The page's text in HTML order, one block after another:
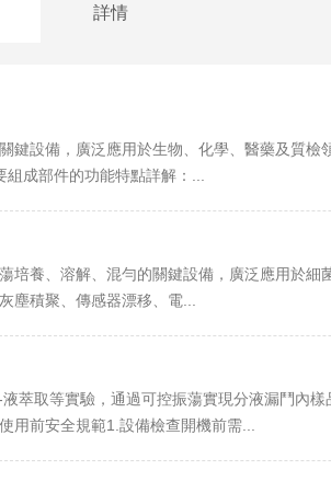
詳情
設備，廣泛應用於生物、化學、醫藥及質
成部件的功能特點詳解：...
養、溶解、混勻的關鍵設備，廣泛應用於
塵積聚、傳感器漂移、電...
萃取等實驗，通過可控振蕩實現分液漏鬥內
用前安全規範1.設備檢查開機前需...